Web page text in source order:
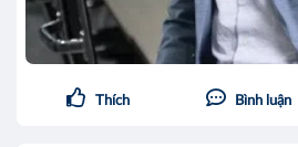
Thích Bình luận